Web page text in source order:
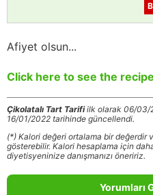
Afiyet olsun...
Click here to see the
Çikolatalı Tart Tarifiilk olarak 06/03/
16/01/2022 tarihinde güncellendi.
(*) Kalori değeri ortalama bir değerdir
gösterebilir. Kalori hesaplama için
diyetisyeninize danışmanızı öneririz.
Yorumları